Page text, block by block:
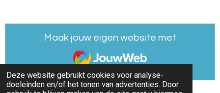
Deze website gebruikt cookies voor analyse-
doeleinden en/of het tonen van advertenties. Door
Maak jouw eigen website met
JouwWeb